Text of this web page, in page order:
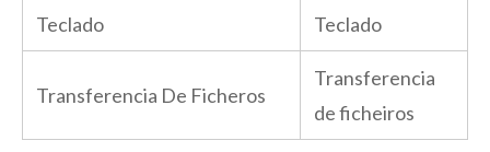
Teclado Teclado
Transferencia De Ficheros
Transferencia
de ficheiros